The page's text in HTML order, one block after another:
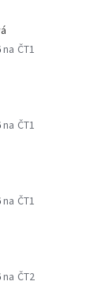
na ČT1
na ČT1
na ČT1
na ČT2